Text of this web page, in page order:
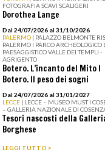
FOTOGRAFIA SCAVI SCALIGERI
Dorothea Lange
Dal 24/07/2026 al 31/10/2026
PALERMO | PALAZZO BELMONTE
PALERMO I PARCO ARCHEOLOGICO
PAESAGGISTICO VALLE DEI TEMPLI -
AGRIGENTO
Botero. L’incanto del Mito I
Botero. Il peso dei sogni
Dal 24/07/2026 al 31/01/2027
LECCE | LECCE – MUSEO MUST I
– GALLERIA NAZIONALE DI
Tesori nascosti della
Borghese
LEGGI TUTTO >